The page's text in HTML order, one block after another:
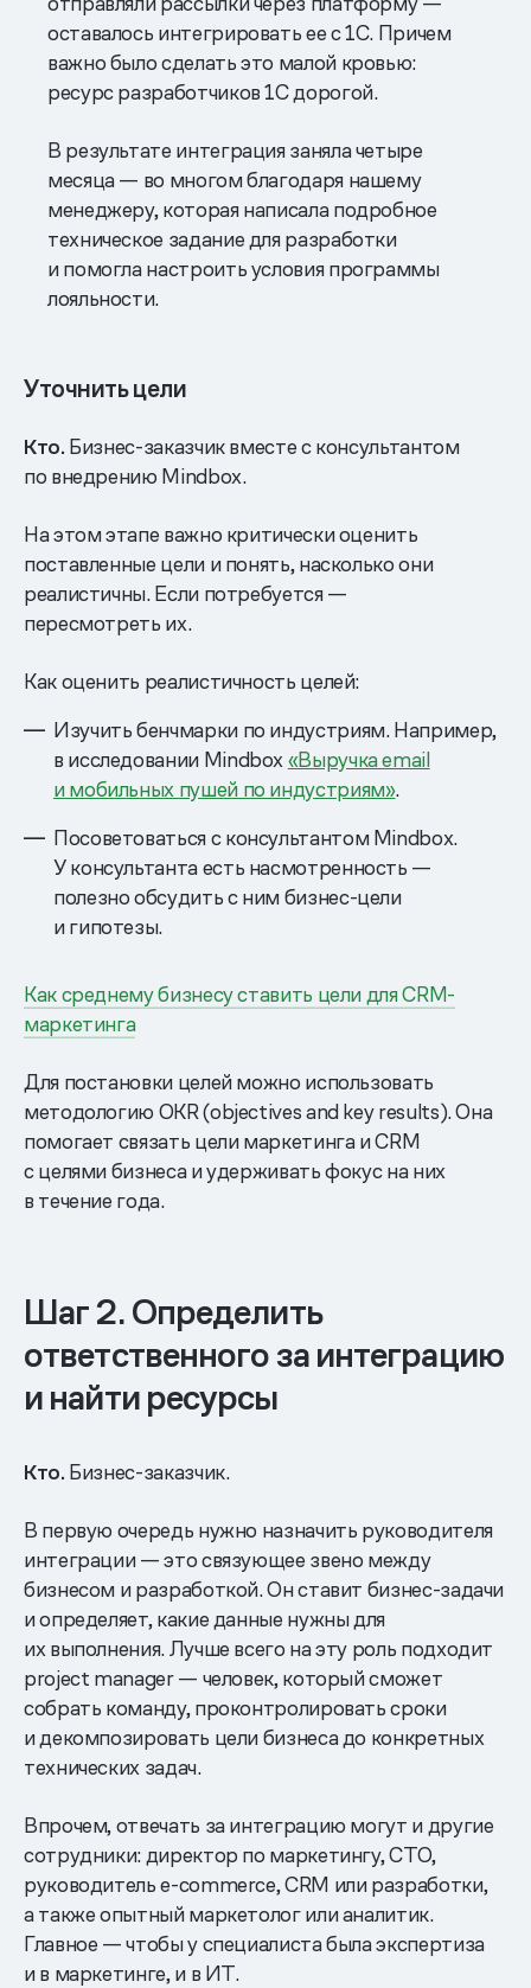
оставалось интегрировать ее с 1С. Причем
важно было сделать это малой кровью:
ресурс разработчиков 1С дорогой.
В результате интеграция заняла четыре
месяца — во многом благодаря нашему
менеджеру, которая написала подробное
техническое задание для разработки
и помогла настроить условия программы
лояльности.
Уточнить цели
Кто. Бизнес-заказчик вместе с консультантом
по внедрению Mindbox.
На этом этапе важно критически оценить
поставленные цели и понять, насколько они
реалистичны. Если потребуется —
пересмотреть их.
Как оценить реалистичность целей:
Изучить бенчмарки по индустриям. Например,
в исследовании Mindbox«Выручка email
и мобильных пушей по индустриям».
Посоветоваться с консультантом Mindbox.
У консультанта есть насмотренность —
полезно обсудить с ним бизнес-цели
и гипотезы.
Как среднему бизнесу ставить цели для CRM-
маркетинга
Для постановки целей можно использовать
методологию OKR (objectives and key results). Она
помогает связать цели маркетинга и CRM
с целями бизнеса и удерживать фокус на них
в течение года.
Шаг 2. Определить
ответственного за интеграцию
и найти ресурсы
Кто. Бизнес-заказчик.
В первую очередь нужно назначить руководителя
интеграции — это связующее звено между
бизнесом и разработкой. Он ставит бизнес-задачи
и определяет, какие данные нужны для
их выполнения. Лучше всего на эту роль подходит
project manager — человек, который сможет
собрать команду, проконтролировать сроки
и декомпозировать цели бизнеса до конкретных
технических задач.
Впрочем, отвечать за интеграцию могут и другие
сотрудники: директор по маркетингу, CTO,
руководитель e-commerce, CRM или разработки,
а также опытный маркетолог или аналитик.
Главное — чтобы у специалиста была экспертиза
и в маркетинге, и в ИТ.